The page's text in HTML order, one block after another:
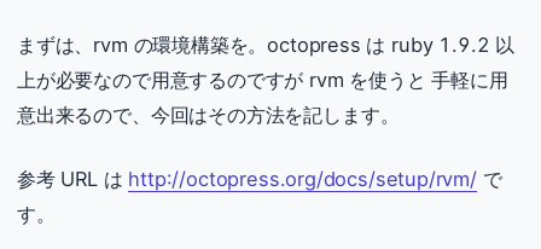
まずは、rvm の環境構築を。octopress は ruby 1.9.2 以
上が必要なので用意するのですが rvm を使うと 手軽に用
意出来るので、今回はその方法を記します。
参考 URL は http://octopress.org/docs/setup/rvm/で
す。